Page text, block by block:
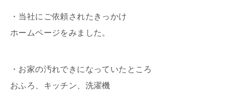
・当社にご依頼されたきっかけ
ホームページをみました。
・お家の汚れできになっていたところ
おふろ、キッチン、洗濯機